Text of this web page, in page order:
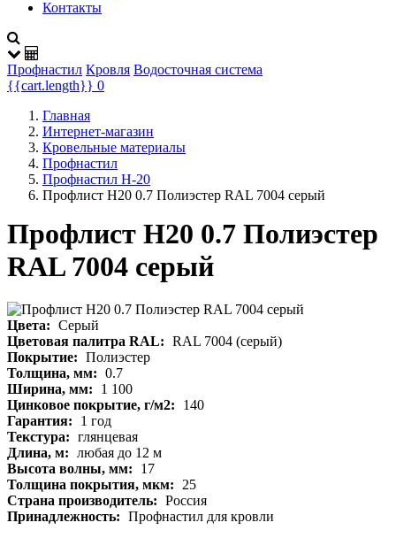
Контакты
Профнастил Кровля Водосточная система
{{cart.length}} 0
Главная
Интернет-магазин
Кровельные материалы
Профнастил
Профнастил Н-20
Профлист Н20 0.7 Полиэстер RAL 7004 серый
Профлист Н20 0.7 Полиэстер
RAL 7004 серый
Цвета: Серый
Цветовая палитра RAL: RAL 7004 (серый)
Покрытие: Полиэстер
Толщина, мм: 0.7
Ширина, мм:
1 100
Цинковое покрытие, г/м2:
140
Гарантия:
1 год
Текстура: глянцевая
Длина, м: любая до 12 м
Высота волны, мм:
17
Толщина покрытия, мкм: 25
Страна производитель: Россия
Принадлежность: Профнастил для кровли